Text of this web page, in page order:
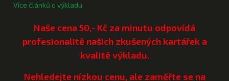
Více článků o výkladu
Naše cena 50,- Kč za minutu odpovídá
profesionalitě našich zkušených kartářek a
kvalitě výkladu.
Nehledejte nízkou cenu, ale zaměřte se na